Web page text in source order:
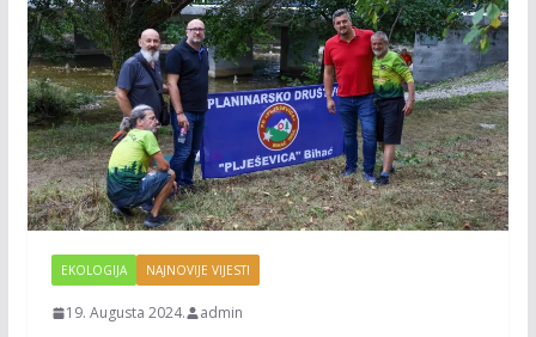
EKOLOGIJA NAJNOVIJE VIJESTI
19. Augusta 2024. admin